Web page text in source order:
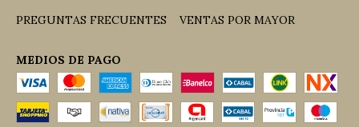
PREGUNTAS FRECUENTES VENTAS POR MAYOR
MEDIOS DE PAGO